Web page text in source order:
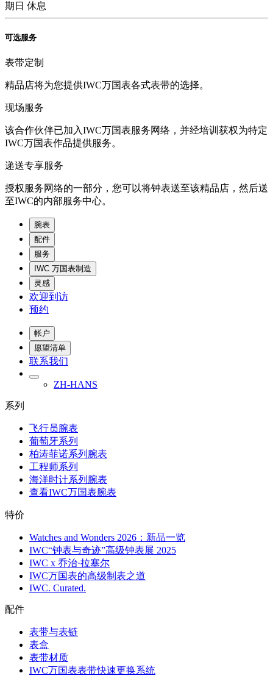
期日 休息
可选服务
表带定制
精品店将为您提供IWC万国表各式表带的选择。
现场服务
该合作伙伴已加入IWC万国表服务网络，并经培训获权为特定
IWC万国表作品提供服务。
递送专享服务
授权服务网络的一部分，您可以将钟表送至该精品店，然后送
至IWC的内部服务中心。
腕表
配件
服务
IWC 万国表制造
灵感
欢迎到访
预约
帐户
愿望清单
联系我们
ZH-HANS
系列
飞行员腕表
葡萄牙系列
柏涛菲诺系列腕表
工程师系列
海洋时计系列腕表
查看IWC万国表腕表
特价
Watches and Wonders 2026：新品一览
IWC“钟表与奇迹”高级钟表展 2025
IWC x 乔治·拉塞尔
IWC万国表的高级制表之道
IWC. Curated.
配件
表带与表链
表盒
表带材质
IWC万国表表带快速更换系统